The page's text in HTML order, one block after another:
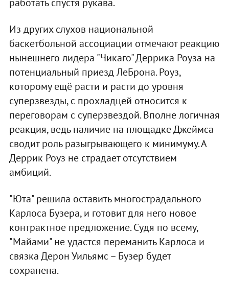
Из других слухов национальной
баскетбольной ассоциации отмечают реакцию
нынешнего лидера "Чикаго" Деррика Роуза на
потенциальный приезд ЛеБрона. Роуз,
которому ещё расти и расти до уровня
суперзвезды, с прохладцей относится к
переговорам с суперзвездой. Вполне логичная
реакция, ведь наличие на площадке Джеймса
сводит роль разыгрывающего к минимуму. А
Деррик Роуз не страдает отсутствием
амбиций.
"Юта" решила оставить многострадального
Карлоса Бузера, и готовит для него новое
контрактное предложение. Судя по всему,
"Майами" не удастся переманить Карлоса и
связка Дерон Уильямс – Бузер будет
сохранена.